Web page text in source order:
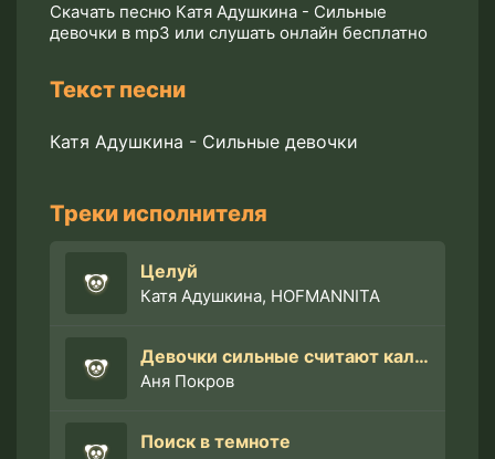
Скачать песню Катя Адушкина - Сильные
девочки в mp3 или слушать онлайн бесплатно
Текст песни
Катя Адушкина - Сильные девочки
Треки исполнителя
Целуй
Катя Адушкина, HOFMANNITA
Девочки сильные считают калории
Аня Покров
Поиск в темноте